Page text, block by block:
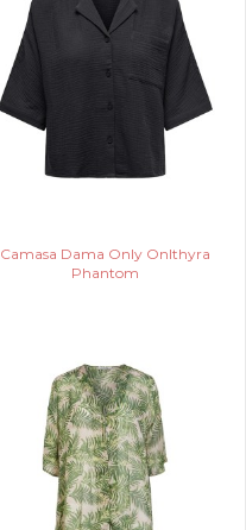
Camasa Dama Only Onlthyra
Phantom